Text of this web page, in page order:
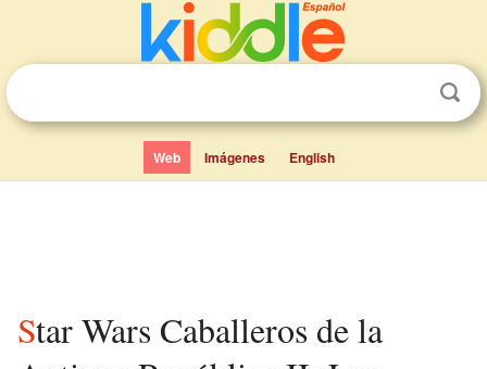
Web Imágenes English
Star Wars Caballeros de la